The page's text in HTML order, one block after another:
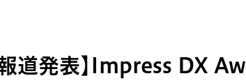
報道発表】Impress DX